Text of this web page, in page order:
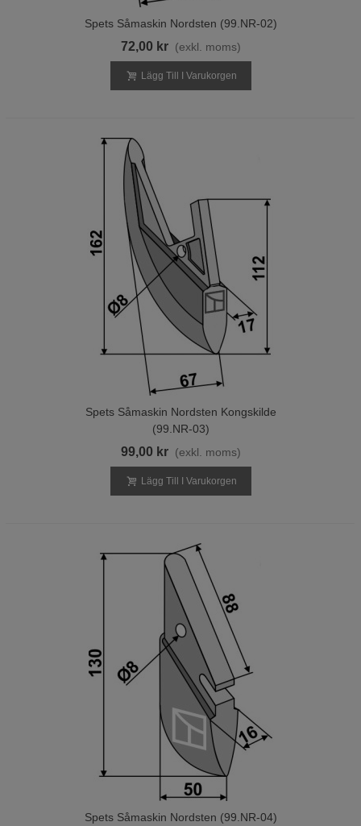
Spets Såmaskin Nordsten (99.NR-02)
72,00 kr (exkl. moms)
Lägg Till I Varukorgen
Spets Såmaskin Nordsten Kongskilde
(99.NR-03)
99,00 kr (exkl. moms)
Lägg Till I Varukorgen
Spets Såmaskin Nordsten (99.NR-04)